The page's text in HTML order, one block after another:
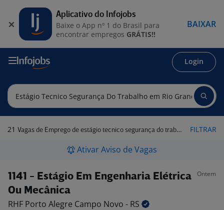
Login
21 Vagas de Emprego de estágio tecnico segurança do trabalho em Rio Grande do Sul FILTRAR
Ativar Aviso de Vagas
1141 - Estágio Em Engenharia Elétrica
Ou Mecânica
Ontem
RHF Porto Alegre Campo Novo - RS
Aplicativo do Infojobs
Baixe o App nº 1 do Brasil para
encontrar empregos GRÁTIS!!
BAIXAR